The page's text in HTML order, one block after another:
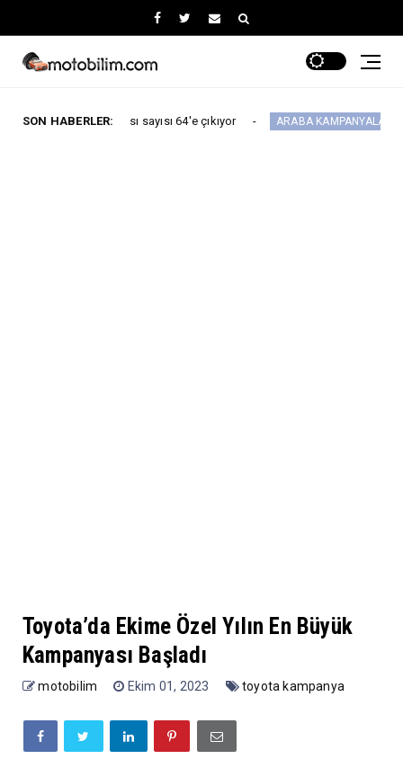
SON HABERLER:
sayısı 64'e çıkıyor ARABA KAMPANYALARI Maxus
Toyota’da Ekime Özel Yılın En Büyük
Kampanyası Başladı
motobilim Ekim 01, 2023 toyota kampanya